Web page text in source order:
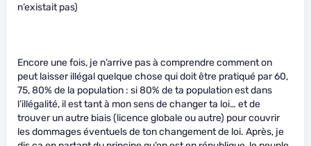
n’existait pas)
Encore une fois, je n’arrive pas à comprendre comment on
peut laisser illégal quelque chose qui doit être pratiqué par 60,
75, 80% de la population : si 80% de ta population est dans
l’illégalité, il est tant à mon sens de changer ta loi… et de
trouver un autre biais (licence globale ou autre) pour couvrir
les dommages éventuels de ton changement de loi. Après, je